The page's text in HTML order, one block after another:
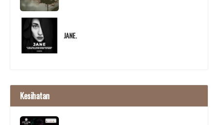
JANE.
Kesihatan